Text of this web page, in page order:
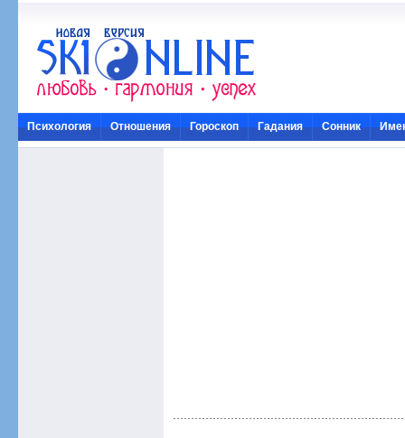
Психология Отношения Гороскоп Гадания Сонник